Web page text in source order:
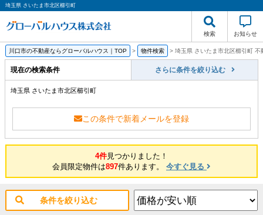
埼玉県 さいたま市北区櫛引町
検索 お知らせ
川口市の不動産ならグローバルハウス｜TOP > 物件検索 > 埼玉県 さいたま市北区櫛引町 不
現在の検索条件 さらに条件を絞り込む
埼玉県 さいたま市北区櫛引町
この条件で新着メールを登録
4件見つかりました！
会員限定物件は897件あります。 今すぐ見る
条件を絞り込む